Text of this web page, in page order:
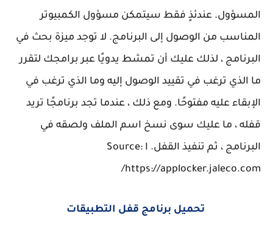
المسؤول. عندئذٍ فقط سيتمكن مسؤول الكمبيوتر
المناسب من الوصول إلى البرنامج. لا توجد ميزة بحث في
البرنامج ، لذلك عليك أن تمشط يدويًا عبر برامجك لتقرر
ما الذي ترغب في تقييد الوصول إليه وما الذي ترغب في
الإبقاء عليه مفتوحًا. ومع ذلك ، عندما تجد برنامجًا تريد
قفله ، ما عليك سوى نسخ اسم الملف ولصقه في
البرنامج ، ثم تنفيذ القفل. ا Source:
https://applocker.jaleco.com/
تحميل برنامج قفل التطبيقات